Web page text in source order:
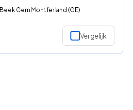
Beek Gem Montferland (GE)
Vergelijk